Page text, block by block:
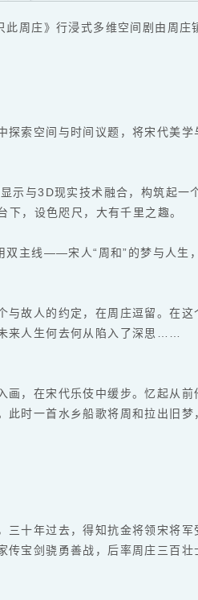
周庄》行浸式多维空间剧由周
索空间与时间议题，将宋代美
示与3D现实技术融合，构筑起
，设色咫尺，大有千里之趣。
主线——宋人“周和”的梦与人生
故人的约定，在周庄逗留。在
来人生何去何从陷入了深思……
画，在宋代乐伎中缓步。忆起
此时一首水乡船歌将周和拉出旧
十年过去，得知抗金将领宋将
宝剑骁勇善战，后率周庄三百壮